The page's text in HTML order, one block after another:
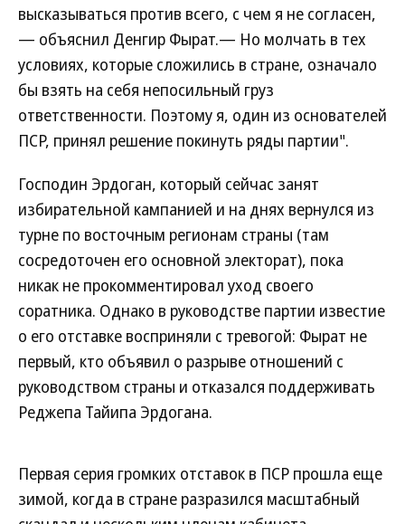
высказываться против всего, с чем я не согласен,
— объяснил Денгир Фырат.— Но молчать в тех
условиях, которые сложились в стране, означало
бы взять на себя непосильный груз
ответственности. Поэтому я, один из основателей
ПСР, принял решение покинуть ряды партии".
Господин Эрдоган, который сейчас занят
избирательной кампанией и на днях вернулся из
турне по восточным регионам страны (там
сосредоточен его основной электорат), пока
никак не прокомментировал уход своего
соратника. Однако в руководстве партии известие
о его отставке восприняли с тревогой: Фырат не
первый, кто объявил о разрыве отношений с
руководством страны и отказался поддерживать
Реджепа Тайипа Эрдогана.
Первая серия громких отставок в ПСР прошла еще
зимой, когда в стране разразился масштабный